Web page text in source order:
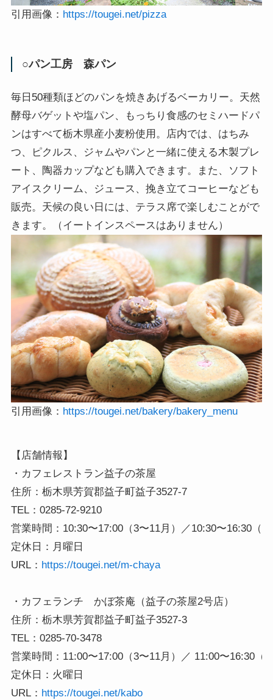
引用画像： https://tougei.net/pizza
○パン工房 森パン
毎日50種類ほどのパンを焼きあげるベーカリー。天然
酵母バゲットや塩パン、もっちり食感のセミハードパ
ンはすべて栃木県産小麦粉使用。店内では、はちみ
つ、ピクルス、ジャムやパンと一緒に使える木製プレ
ート、陶器カップなども購入できます。また、ソフト
アイスクリーム、ジュース、挽き立てコーヒーなども
販売。天候の良い日には、テラス席で楽しむことがで
きます。（イートインスペースはありません）
引用画像： https://tougei.net/bakery/bakery_menu
【店舗情報】
・カフェレストラン益子の茶屋
住所：栃木県芳賀郡益子町益子3527-7
TEL：0285-72-9210
営業時間：10:30〜17:00（3〜11月）／10:30〜16:30（
定休日：月曜日
URL： https://tougei.net/m-chaya
・カフェランチ　かぼ茶庵（益子の茶屋2号店）
住所：栃木県芳賀郡益子町益子3527-3
TEL：0285-70-3478
営業時間：11:00〜17:00（3〜11月）／ 11:00〜16:30（
定休日：火曜日
URL： https://tougei.net/kabo